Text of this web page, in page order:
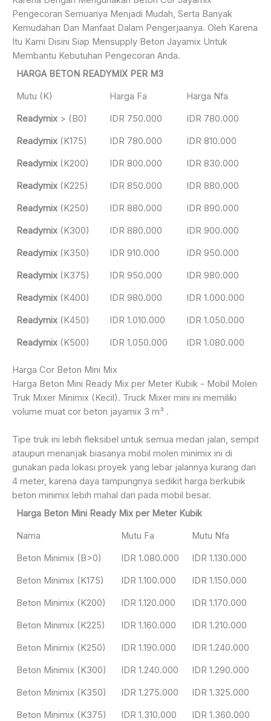
Pengecoran Semuanya Menjadi Mudah, Serta Banyak
Kemudahan Dan Manfaat Dalam Pengerjaanya. Oleh Karena
Itu Kami Disini Siap Mensupply Beton Jayamix Untuk
Membantu Kebutuhan Pengecoran Anda.
HARGA BETON READYMIX PER M3
Mutu (K) Harga Fa Harga Nfa
Readymix > (B0) IDR 750.000 IDR 780.000
Readymix (K175) IDR 780.000 IDR 810.000
Readymix (K200) IDR 800.000 IDR 830.000
Readymix (K225) IDR 850.000 IDR 880.000
Readymix (K250) IDR 880.000 IDR 890.000
Readymix (K300) IDR 880.000 IDR 900.000
Readymix (K350) IDR 910.000 IDR 950.000
Readymix (K375) IDR 950.000 IDR 980.000
Readymix (K400) IDR 980.000 IDR 1.000.000
Readymix (K450) IDR 1.010.000 IDR 1.050.000
Readymix (K500) IDR 1.050.000 IDR 1.080.000
Harga Cor Beton Mini Mix
Harga Beton Mini Ready Mix per Meter Kubik - Mobil Molen
Truk Mixer Minimix (Kecil). Truck Mixer mini ini memiliki
volume muat cor beton jayamix 3 m³ .
Tipe truk ini lebih fleksibel untuk semua medan jalan, sempit
ataupun menanjak biasanya mobil molen minimix ini di
gunakan pada lokasi proyek yang lebar jalannya kurang dari
4 meter, karena daya tampungnya sedikit harga berkubik
beton minimix lebih mahal dari pada mobil besar.
Harga Beton Mini Ready Mix per Meter Kubik
Nama Mutu Fa Mutu Nfa
Beton Minimix (B>0) IDR 1.080.000 IDR 1.130.000
Beton Minimix (K175) IDR 1.100.000 IDR 1.150.000
Beton Minimix (K200) IDR 1.120.000 IDR 1.170.000
Beton Minimix (K225) IDR 1.160.000 IDR 1.210.000
Beton Minimix (K250) IDR 1.190.000 IDR 1.240.000
Beton Minimix (K300) IDR 1.240.000 IDR 1.290.000
Beton Minimix (K350) IDR 1.275.000 IDR 1.325.000
Beton Minimix (K375) IDR 1.310.000 IDR 1.360.000